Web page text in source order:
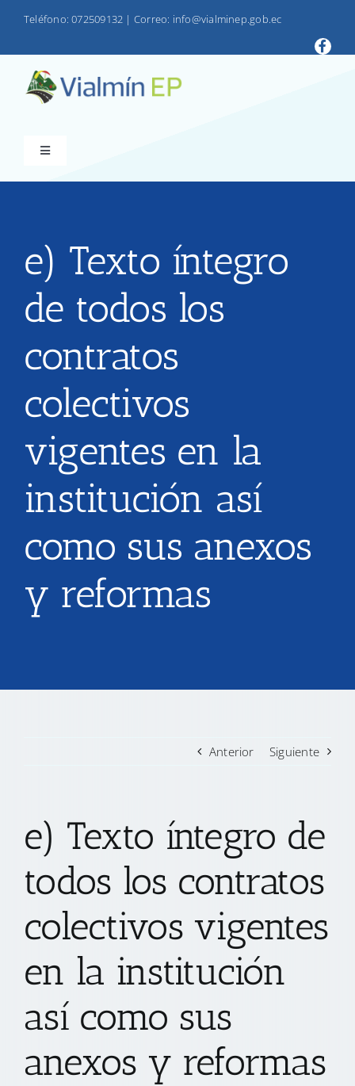
Teléfono: 072509132 | Correo: info@vialminep.gob.ec
Toggle
Navigation
VIALMIN
PRODUCTOS
LOTAIP
TRANSPARENCIA
CONVOCATORIAS PRECALIFICACIÓN
NOTICIAS
CONTACTO
e) Texto íntegro
de todos los
contratos
colectivos
vigentes en la
institución así
como sus anexos
y reformas
Anterior Siguiente
e) Texto íntegro de
todos los contratos
colectivos vigentes
en la institución
así como sus
anexos y reformas